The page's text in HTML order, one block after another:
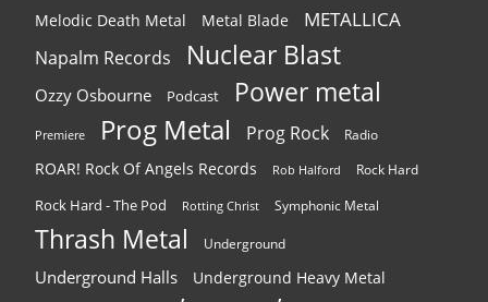
Melodic Death Metal Metal Blade METALLICA
Napalm Records Nuclear Blast
Ozzy Osbourne Podcast Power metal
Premiere Prog Metal Prog Rock Radio
ROAR! Rock Of Angels Records Rob Halford Rock Hard
Rock Hard - The Pod Rotting Christ Symphonic Metal
Thrash Metal Underground
Underground Halls Underground Heavy Metal